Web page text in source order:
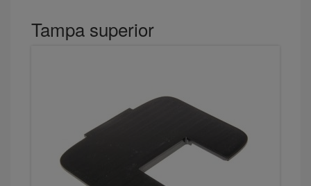
Tampa superior